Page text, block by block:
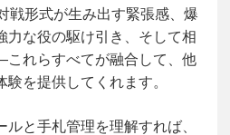
戦形式が生み出す緊張感、爆
力な役の駆け引き、そして相
れらすべてが融合して、他
を提供してくれます。
と手札管理を理解すれば、